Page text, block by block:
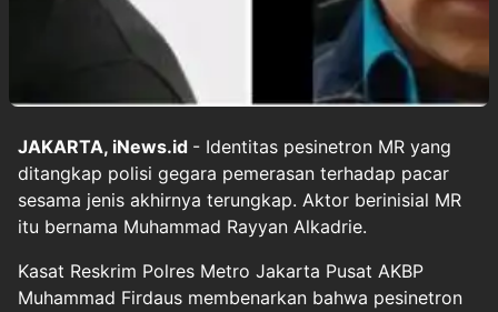
JAKARTA, iNews.id - Identitas pesinetron MR yang
ditangkap polisi gegara pemerasan terhadap pacar
sesama jenis akhirnya terungkap. Aktor berinisial MR
itu bernama Muhammad Rayyan Alkadrie.
Kasat Reskrim Polres Metro Jakarta Pusat AKBP
Muhammad Firdaus membenarkan bahwa pesinetron